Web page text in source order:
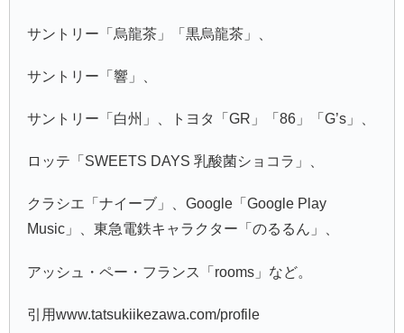
サントリー「烏龍茶」「黒烏龍茶」、
サントリー「響」、
サントリー「白州」、トヨタ「GR」「86」「G’s」、
ロッテ「SWEETS DAYS 乳酸菌ショコラ」、
クラシエ「ナイーブ」、Google「Google Play
Music」、東急電鉄キャラクター「のるるん」、
アッシュ・ペー・フランス「rooms」など。
引用www.tatsukiikezawa.com/profile